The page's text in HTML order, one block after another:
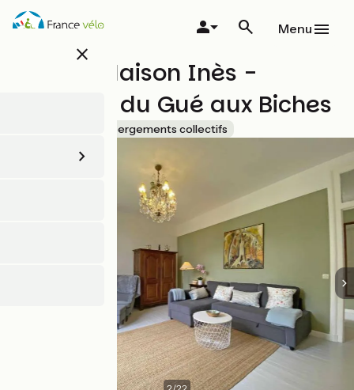
Aller
au
close
Menu
Gîte La Maison Inès -
Château du Gué aux Biches
Hébergements collectifs
2/22